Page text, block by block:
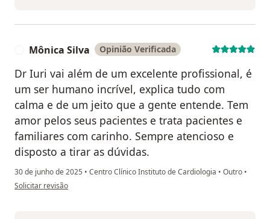
Mônica Silva Opinião Verificada
Dr Iuri vai além de um excelente profissional, é
um ser humano incrível, explica tudo com
calma e de um jeito que a gente entende. Tem
amor pelos seus pacientes e trata pacientes e
familiares com carinho. Sempre atencioso e
disposto a tirar as dúvidas.
30 de junho de 2025 • Centro Clínico Instituto de Cardiologia • Outro •
na opinião do utilizador Mônica Silva
Solicitar revisão